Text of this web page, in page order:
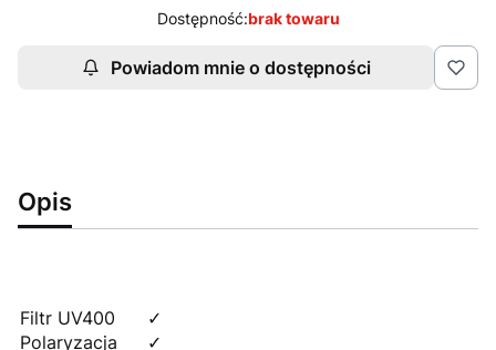
Dostępność:brak towaru
Powiadom mnie o dostępności
Opis
Filtr UV400
✓
Polaryzacja
✓